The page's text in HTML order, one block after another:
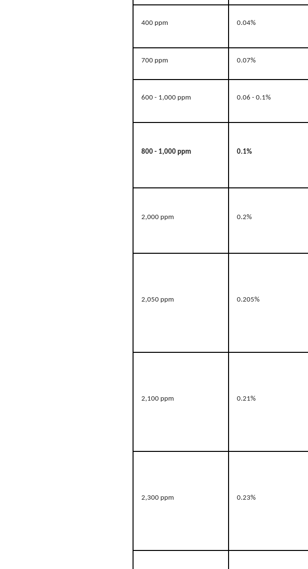
400 ppm 0.04%
700 ppm 0.07%
600 - 1,000 ppm 0.06 - 0.1%
800 - 1,000 ppm 0.1%
2,000 ppm 0.2%
2,050 ppm 0.205%
2,100 ppm 0.21%
2,300 ppm 0.23%